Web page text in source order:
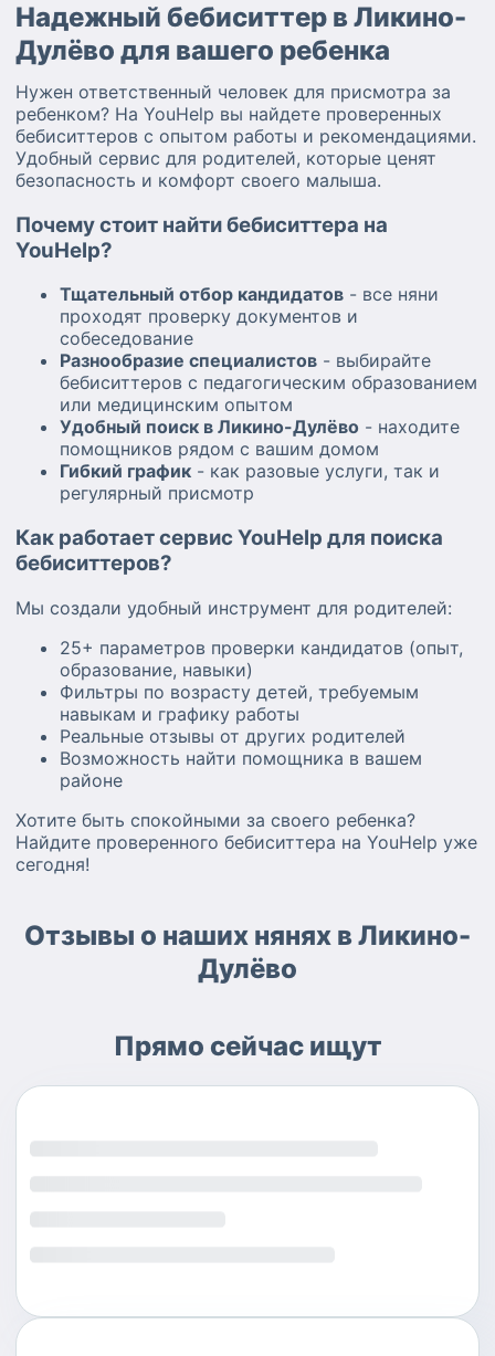
Надежный бебиситтер в Ликино-
Дулёво для вашего ребенка
Нужен ответственный человек для присмотра за
ребенком? На YouHelp вы найдете проверенных
бебиситтеров с опытом работы и рекомендациями.
Удобный сервис для родителей, которые ценят
безопасность и комфорт своего малыша.
Почему стоит найти бебиситтера на
YouHelp?
Тщательный отбор кандидатов - все няни
проходят проверку документов и
собеседование
Разнообразие специалистов - выбирайте
бебиситтеров с педагогическим образованием
или медицинским опытом
Удобный поиск в Ликино-Дулёво - находите
помощников рядом с вашим домом
Гибкий график - как разовые услуги, так и
регулярный присмотр
Как работает сервис YouHelp для поиска
бебиситтеров?
Мы создали удобный инструмент для родителей:
25+ параметров проверки кандидатов (опыт,
образование, навыки)
Фильтры по возрасту детей, требуемым
навыкам и графику работы
Реальные отзывы от других родителей
Возможность найти помощника в вашем
районе
Хотите быть спокойными за своего ребенка?
Найдите проверенного бебиситтера на YouHelp уже
сегодня!
Отзывы о наших нянях в Ликино-
Дулёво
Прямо сейчас ищут